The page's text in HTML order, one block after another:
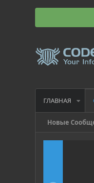
ГЛАВНАЯ
Новые